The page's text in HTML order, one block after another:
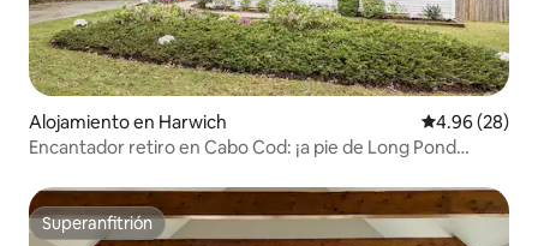
Alojamiento en Harwich Calificación
4.96 (28)
Encantador retiro en Cabo Cod: ¡a pie de Long Pond
Superanfitrión
Superanfitrión